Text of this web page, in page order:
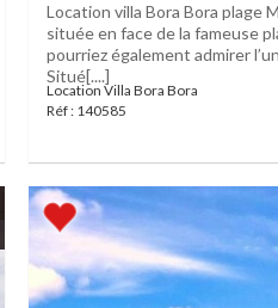
Location villa Bora Bora plage
située en face de la fameuse
pourriez également admirer
Situé[....]
Location Villa Bora Bora
Réf : 140585